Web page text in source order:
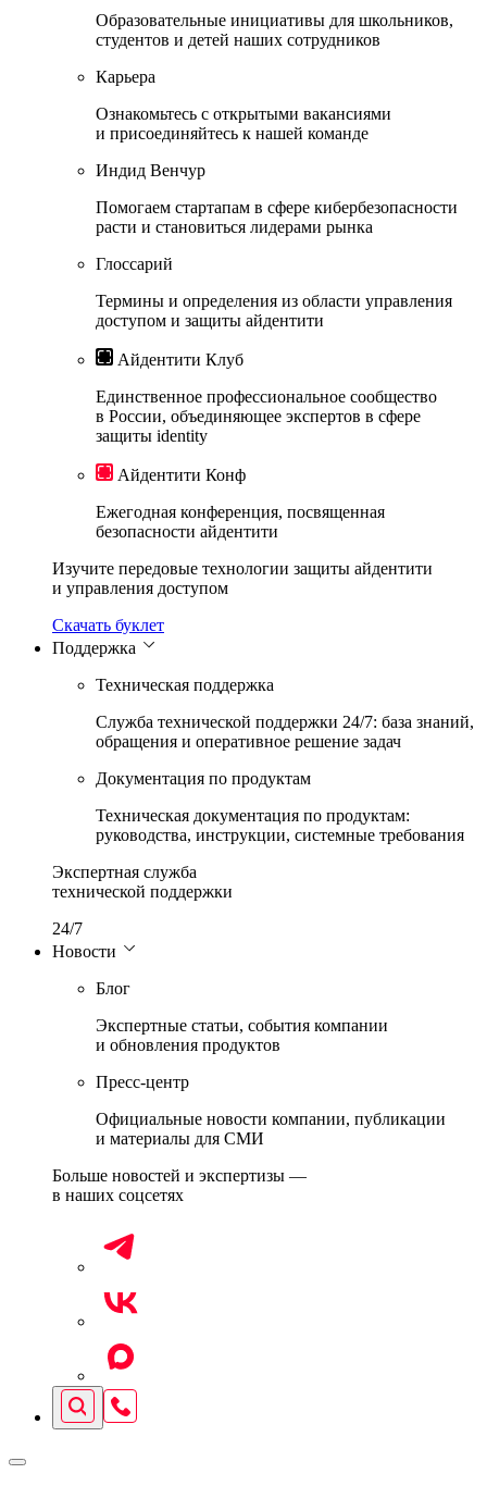
Образовательные инициативы для школьников,
студентов и детей наших сотрудников
Карьера
Ознакомьтесь с открытыми вакансиями
и присоединяйтесь к нашей команде
Индид Венчур
Помогаем стартапам в сфере кибербезопасности
расти и становиться лидерами рынка
Глоссарий
Термины и определения из области управления
доступом и защиты айдентити
Айдентити Клуб
Единственное профессиональное сообщество
в России, объединяющее экспертов в сфере
защиты identity
Айдентити Конф
Ежегодная конференция, посвященная
безопасности айдентити
Изучите передовые технологии защиты айдентити
и управления доступом
Скачать буклет
Поддержка
Техническая поддержка
Служба технической поддержки 24/7: база знаний,
обращения и оперативное решение задач
Документация по продуктам
Техническая документация по продуктам:
руководства, инструкции, системные требования
Экспертная служба
технической поддержки
365 дней
Новости
Блог
Экспертные статьи, события компании
и обновления продуктов
Пресс-центр
Официальные новости компании, публикации
и материалы для СМИ
Больше новостей и экспертизы —
в наших соцсетях